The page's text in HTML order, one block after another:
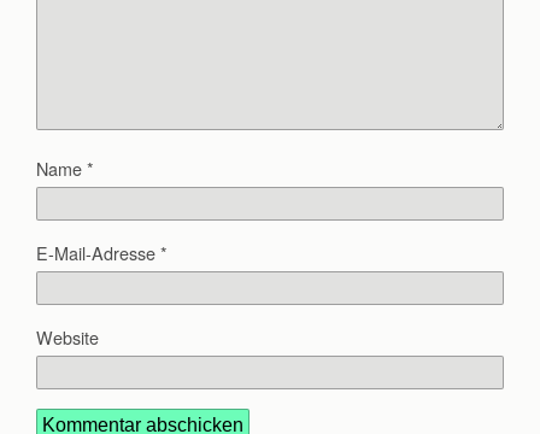
Name*
E-Mail-Adresse*
Website